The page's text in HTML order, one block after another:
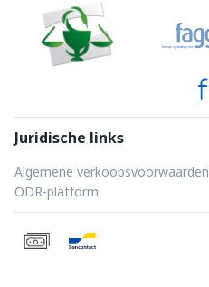
Juridische links
Algemene verkoopsvoorwaarden
ODR-platform